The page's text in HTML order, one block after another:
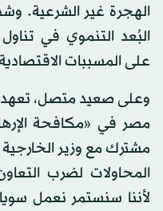
الهجرة غير الشرعية.
البُعد التنموي في
على المسببات
وعلى صعيد متصل، تعهد
مصر في «مكافحة
مشترك مع وزير
المحاولات لضرب
لأننا سنستمر نعمل